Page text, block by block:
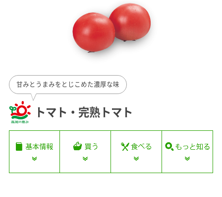
甘みとうまみをとじこめた濃厚な味
トマト・完熟トマト